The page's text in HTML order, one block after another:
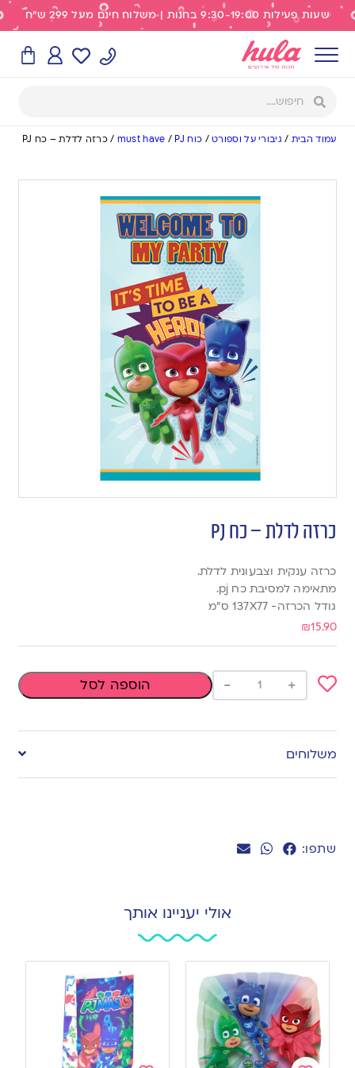
שעות פעילות 9:30-19:00 בחנות | משלוח חינם מעל 299 ש"ח
עמוד הבית / גיבורי על וספורט/ כוח PJ /
must have
/כרזה לדלת – כח PJ
שתפו:
כרזה לדלת – כח PJ
כרזה ענקית וצבעונית לדלת.
מתאימה למסיבת כח pj.
גודל הכרזה- 137X77 ס”מ
₪15.90
to
wishlist
+
- הוספה לסל
משלוחים
אולי יעניינו אותך